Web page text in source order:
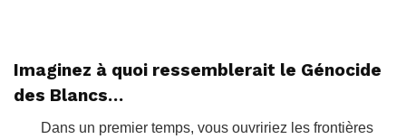
Imaginez à quoi ressemblerait le Génocide
des Blancs…
Dans un premier temps, vous ouvririez les frontières